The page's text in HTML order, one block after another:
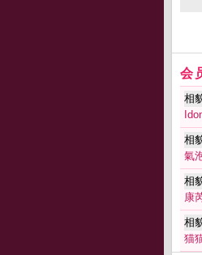
会
相
相
氣
相
康
相
猫